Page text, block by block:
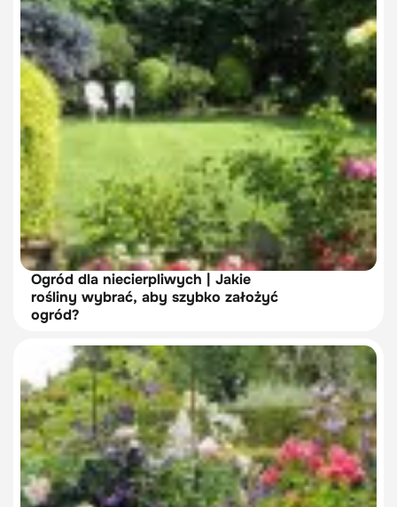
Ogród dla niecierpliwych | Jakie
rośliny wybrać, aby szybko założyć
ogród?